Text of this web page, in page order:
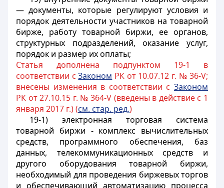
— документы, которые регулируют условия и
порядок деятельности участников на товарной
бирже, работу товарной биржи, ее органов,
структурных подразделений, оказание услуг,
порядок и размер их оплаты;
Статья дополнена подпунктом 19-1 в
соответствии сЗаконом РК от 10.07.12 г. № 36-V;
внесены изменения в соответствии с Законом
РК от 27.10.15 г. № 364-V (введены в действие с 1
января 2017 г.) (см. стар. ред.)
19-1) электронная торговая система
товарной биржи - комплекс вычислительных
средств, программного обеспечения, баз
данных, телекоммуникационных средств и
другого оборудования товарной биржи,
необходимый для проведения биржевых торгов
и обеспечивающий автоматизацию процесса